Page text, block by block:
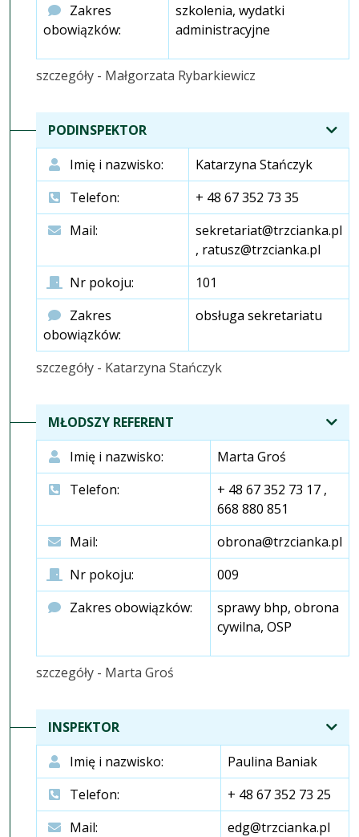
szczegóły - Małgorzata Rybarkiewicz
Zakres
obowiązków:
szkolenia, wydatki
administracyjne
PODINSPEKTOR
szczegóły - Katarzyna Stańczyk
Imię i nazwisko:
Katarzyna Stańczyk
Telefon:
+ 48 67 352 73 35
Mail:
sekretariat@trzcianka.pl
, ratusz@trzcianka.pl
Nr pokoju:
101
Zakres
obowiązków:
obsługa sekretariatu
MŁODSZY REFERENT
szczegóły - Marta Groś
Imię i nazwisko:
Marta Groś
Telefon:
+ 48 67 352 73 17 ,
668 880 851
Mail:
obrona@trzcianka.pl
Nr pokoju:
009
Zakres obowiązków:
sprawy bhp, obrona
cywilna, OSP
INSPEKTOR
Imię i nazwisko:
Paulina Baniak
Telefon:
+ 48 67 352 73 25
Mail:
edg@trzcianka.pl